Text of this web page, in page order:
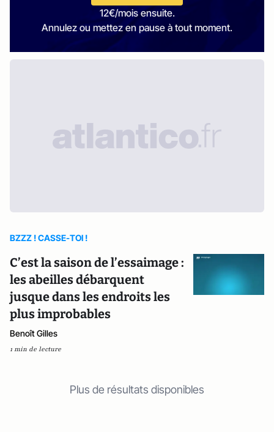
12€/mois ensuite.
Annulez ou mettez en pause à tout moment.
BZZZ ! CASSE-TOI !
C’est la saison de l’essaimage :
les abeilles débarquent
jusque dans les endroits les
plus improbables
Benoît Gilles
1 min de lecture
Plus de résultats disponibles